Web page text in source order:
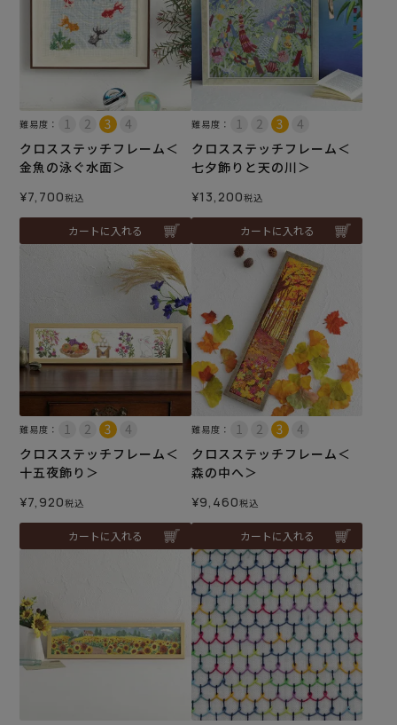
難易度：
クロスステッチフレーム＜
金魚の泳ぐ水面＞
¥7,700税込
カートに入れる
難易度：
クロスステッチフレーム＜
七夕飾りと天の川＞
¥13,200税込
カートに入れる
難易度：
クロスステッチフレーム＜
十五夜飾り＞
¥7,920税込
カートに入れる
難易度：
クロスステッチフレーム＜
森の中へ＞
¥9,460税込
カートに入れる